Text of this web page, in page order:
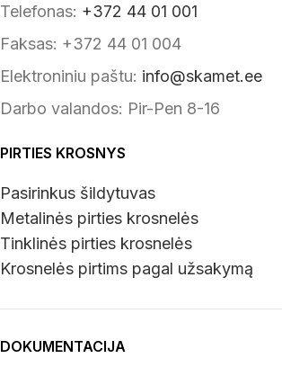
Telefonas: +372 44 01 001
Faksas: +372 44 01 004
Elektroniniu paštu: info@skamet.ee
Darbo valandos: Pir-Pen 8-16
PIRTIES KROSNYS
Pasirinkus šildytuvas
Metalinės pirties krosnelės
Tinklinės pirties krosnelės
Krosnelės pirtims pagal užsakymą
DOKUMENTACIJA